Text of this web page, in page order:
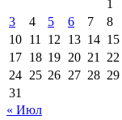
1
3
4 5 6 7 8
10 11 12 13 14 15
17 18 19 20 21 22
24 25 26 27 28 29
31
« Июл